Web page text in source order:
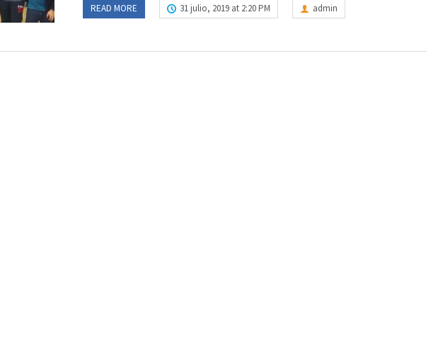
READ MORE 31 julio, 2019 at 2:20 PM admin